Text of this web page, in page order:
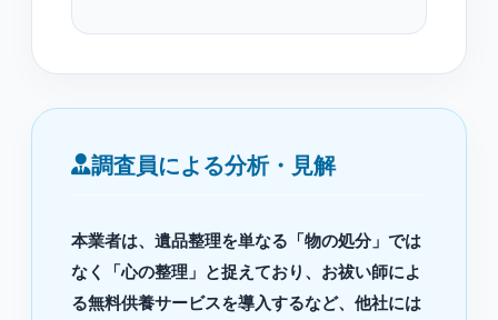
調査員による分析・見解
本業者は、遺品整理を単なる「物の処分」では
なく「心の整理」と捉えており、お祓い師によ
る無料供養サービスを導入するなど、他社には